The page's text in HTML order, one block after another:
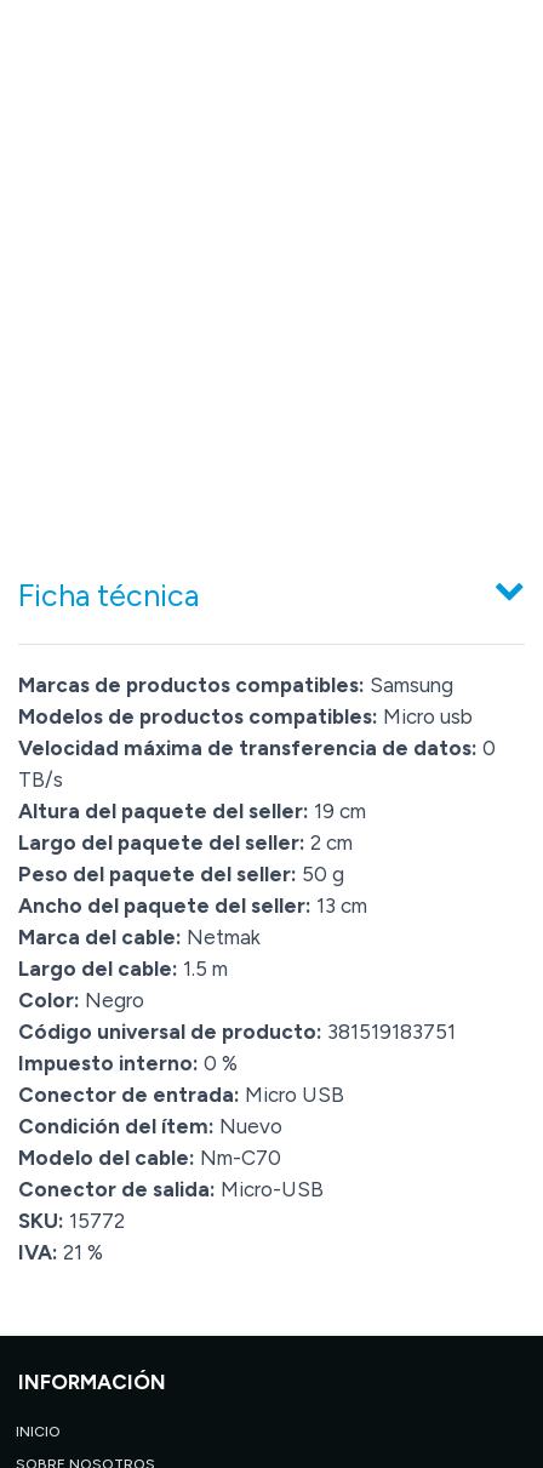
Ficha técnica
Marcas de productos compatibles: Samsung
Modelos de productos compatibles: Micro usb
Velocidad máxima de transferencia de datos: 0
TB/s
Altura del paquete del seller: 19 cm
Largo del paquete del seller: 2 cm
Peso del paquete del seller: 50 g
Ancho del paquete del seller: 13 cm
Marca del cable: Netmak
Largo del cable: 1.5 m
Color: Negro
Código universal de producto: 381519183751
Impuesto interno: 0 %
Conector de entrada: Micro USB
Condición del ítem: Nuevo
Modelo del cable: Nm-C70
Conector de salida: Micro-USB
SKU: 15772
IVA: 21 %
INFORMACIÓN
INICIO